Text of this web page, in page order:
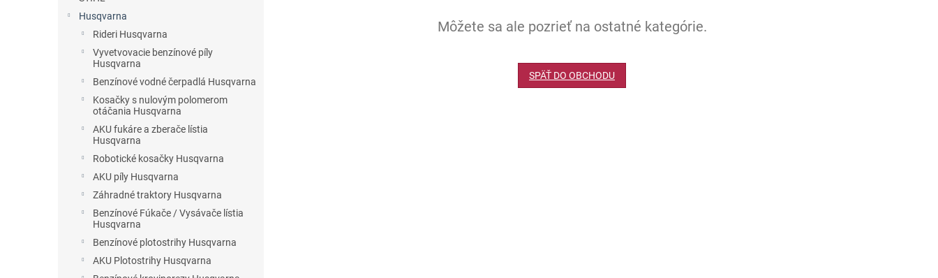
Husqvarna
Rideri Husqvarna
Vyvetvovacie benzínové píly
Husqvarna
Benzínové vodné čerpadlá Husqvarna
Kosačky s nulovým polomerom
otáčania Husqvarna
AKU fukáre a zberače lístia
Husqvarna
Robotické kosačky Husqvarna
AKU píly Husqvarna
Záhradné traktory Husqvarna
Benzínové Fúkače / Vysávače lístia
Husqvarna
Benzínové plotostrihy Husqvarna
AKU Plotostrihy Husqvarna
Môžete sa ale pozrieť na ostatné kategórie.
SPÄŤ DO OBCHODU